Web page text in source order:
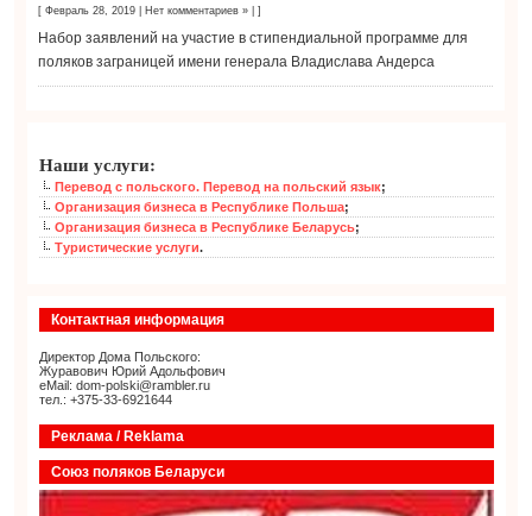
[ Февраль 28, 2019|Нет комментариев » | ]
Набор заявлений на участие в стипендиальной программе для
поляков заграницей имени генерала Владислава Андерса
Наши услуги:
Перевод с польского. Перевод на польский язык;
Организация бизнеса в Республике Польша;
Организация бизнеса в Республике Беларусь;
Туристические услуги.
Контактная информация
Директор Дома Польского:
Журавович Юрий Адольфович
eMail: dom-polski@rambler.ru
тел.: +375-33-6921644
Реклама / Reklama
Союз поляков Беларуси